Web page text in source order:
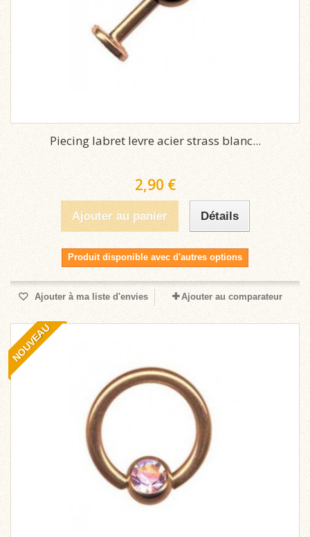
Piecing labret levre acier strass blanc...
2,90 €
Ajouter au panier Détails
Produit disponible avec d'autres options
Ajouter à ma liste d'envies Ajouter au comparateur
NOUVEAU